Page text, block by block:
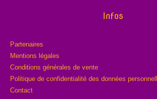
Infos
Partenaires
Mentions légales
Conditions générales de vente
Politique de confidentialité des données
Contact